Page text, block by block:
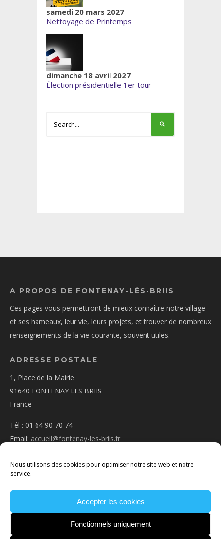
Nous utilisons des cookies pour optimiser notre site web et notre
service.
Accepter les cookies
Fonctionnels uniquement
samedi 20 mars 2027
Nettoyage de Printemps
dimanche 18 avril 2027
Élection présidentielle 1er tour
A PROPOS DE FONTENAY-LÈS-BRIIS
Ces pages vous permettront de mieux connaître notre village
et ses hameaux, leur vie, leurs projets, et trouver de nombreux
renseignements de la vie courante, souvent utiles.
ADRESSE POSTALE
1, Place de la Mairie
91640 FONTENAY LES BRIIS
France
Tél : 01 64 90 70 74
Email: accueil@fontenay-les-briis.fr
NOUS CONTACTER
LÉGALES
POLITIQUE DE COOKIES
CONDITIONS
GÉNÉRALES